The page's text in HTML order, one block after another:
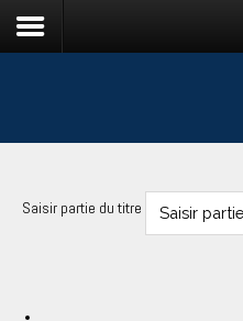
Saisir partie du titre